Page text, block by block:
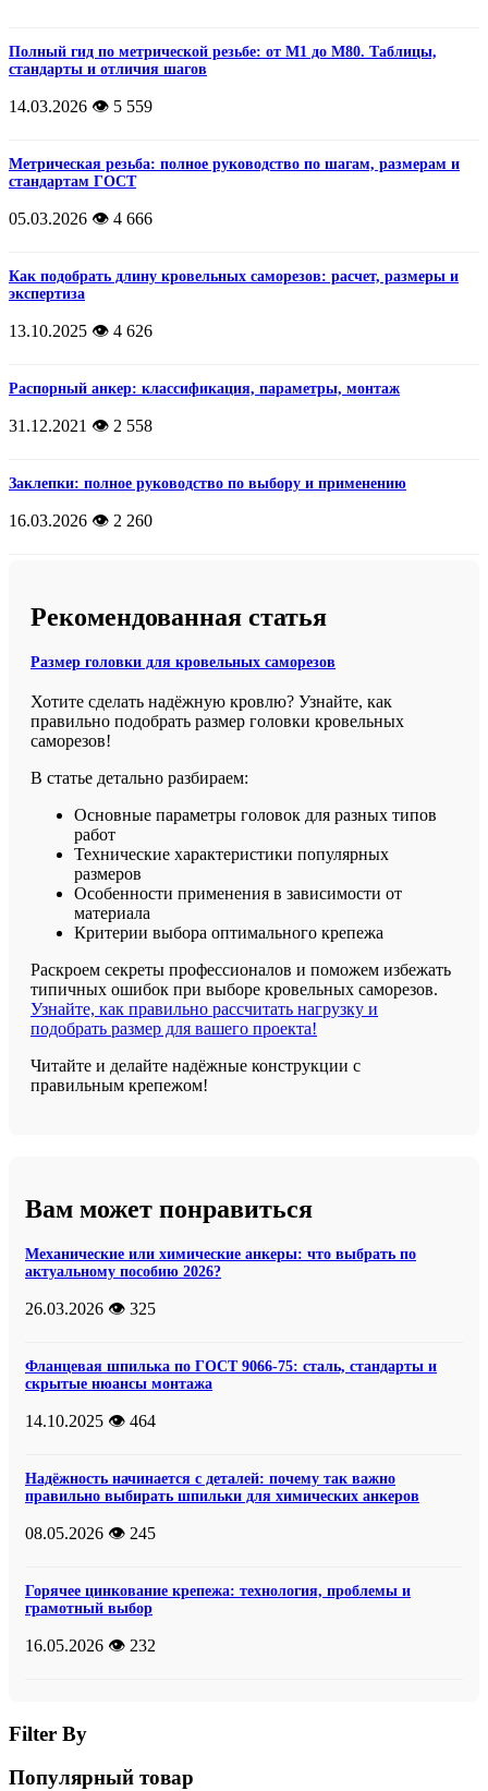
Полный гид по метрической резьбе: от М1 до М80. Таблицы,
стандарты и отличия шагов
14.03.2026 👁️ 5 559
Метрическая резьба: полное руководство по шагам, размерам и
стандартам ГОСТ
05.03.2026 👁️ 4 666
Как подобрать длину кровельных саморезов: расчет, размеры и
экспертиза
13.10.2025 👁️ 4 626
Распорный анкер: классификация, параметры, монтаж
31.12.2021 👁️ 2 558
Заклепки: полное руководство по выбору и применению
16.03.2026 👁️ 2 260
Рекомендованная статья
Размер головки для кровельных саморезов
Хотите сделать надёжную кровлю? Узнайте, как
правильно подобрать размер головки кровельных
саморезов!
В статье детально разбираем:
Основные параметры головок для разных типов
работ
Технические характеристики популярных
размеров
Особенности применения в зависимости от
материала
Критерии выбора оптимального крепежа
Раскроем секреты профессионалов и поможем избежать
типичных ошибок при выборе кровельных саморезов.
Узнайте, как правильно рассчитать нагрузку и
подобрать размер для вашего проекта!
Читайте и делайте надёжные конструкции с
правильным крепежом!
Вам может понравиться
Механические или химические анкеры: что выбрать по
актуальному пособию 2026?
26.03.2026 👁️ 325
Фланцевая шпилька по ГОСТ 9066-75: сталь, стандарты и
скрытые нюансы монтажа
14.10.2025 👁️ 464
Надёжность начинается с деталей: почему так важно
правильно выбирать шпильки для химических анкеров
08.05.2026 👁️ 245
Горячее цинкование крепежа: технология, проблемы и
грамотный выбор
16.05.2026 👁️ 232
Filter By
Популярный товар